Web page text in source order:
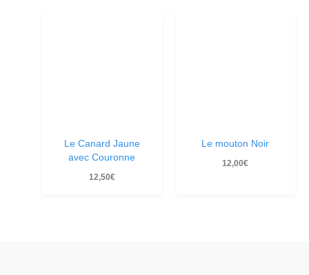
Le Canard Jaune
avec Couronne
12,50€
Le mouton Noir
12,00€